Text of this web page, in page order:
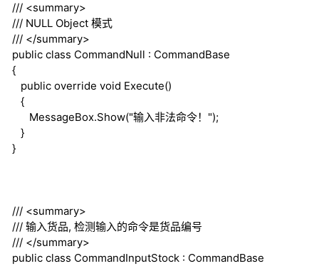
/// <summary>
/// NULL Object 模式
/// </summary>
public class CommandNull : CommandBase
{
public override void Execute()
{
MessageBox.Show("输入非法命令！");
}
}
/// <summary>
/// 输入货品, 检测输入的命令是货品编号
/// </summary>
public class CommandInputStock : CommandBase